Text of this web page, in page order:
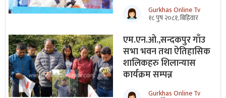
Gurkhas Online Tv
१८ पुष २०८१, बिहिवार
एम.एन.ओ.,सन्दकपुर गाँउ
सभा भवन तथा ऐतिहासिक
शालिकहरु शिलान्यास
कार्यक्रम सम्पन्न
Gurkhas Online Tv